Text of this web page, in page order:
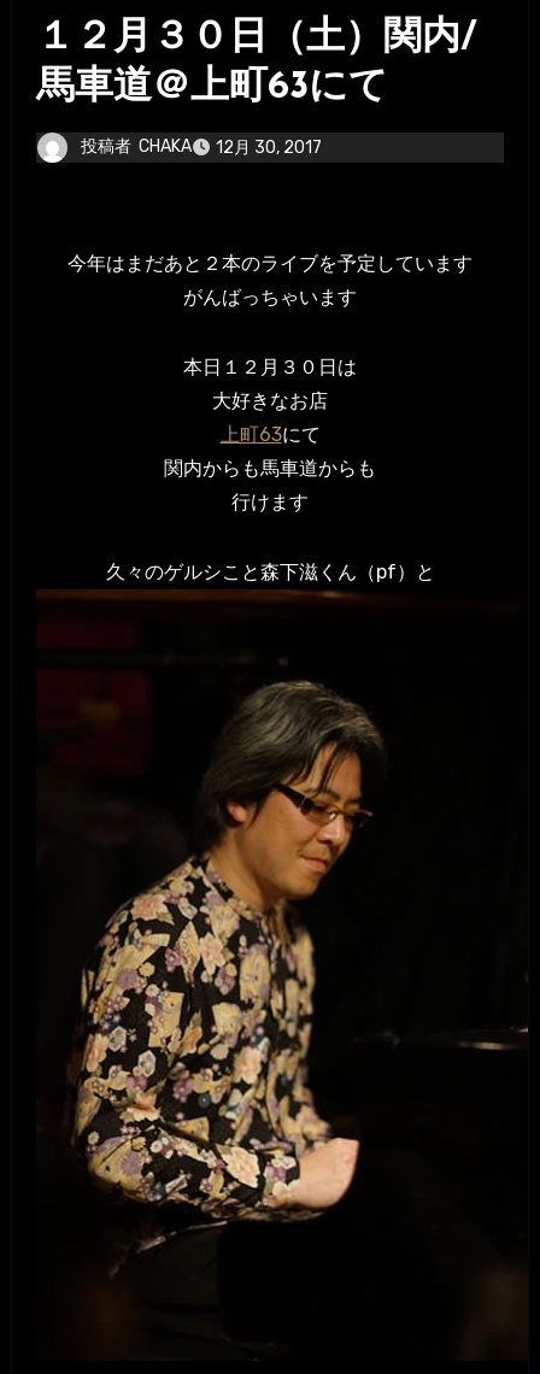
１２月３０日（土）関内/
馬車道＠上町63にて
投稿者 CHAKA 12月 30, 2017
今年はまだあと２本のライブを予定しています
がんばっちゃいます
本日１２月３０日は
大好きなお店
上町63にて
関内からも馬車道からも
行けます
久々のゲルシこと森下滋くん（pf）と